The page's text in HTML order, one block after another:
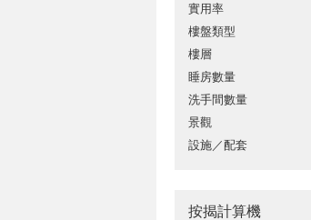
實用率
樓盤類型
樓層
睡房數量
洗手間數量
景觀
設施／配套
按揭計算機